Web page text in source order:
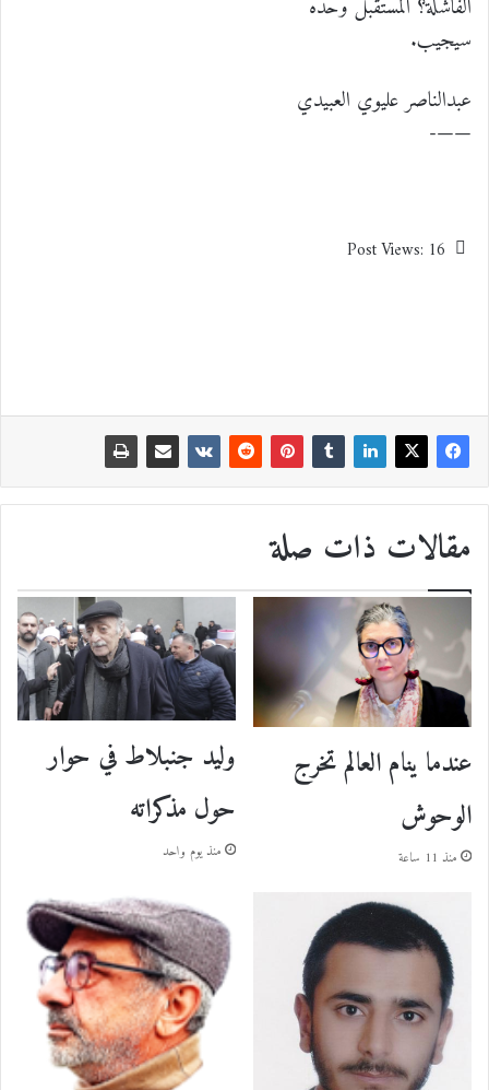
الفاشلة؟ المستقبل وحده
سيجيب.
عبدالناصر عليوي العبيدي
——-
Post Views: 16
مقالات ذات صلة
عندما ينام العالم تخرج
الوحوش
منذ 11 ساعة
وليد جنبلاط في حوار
حول مذكراته
منذ يوم واحد